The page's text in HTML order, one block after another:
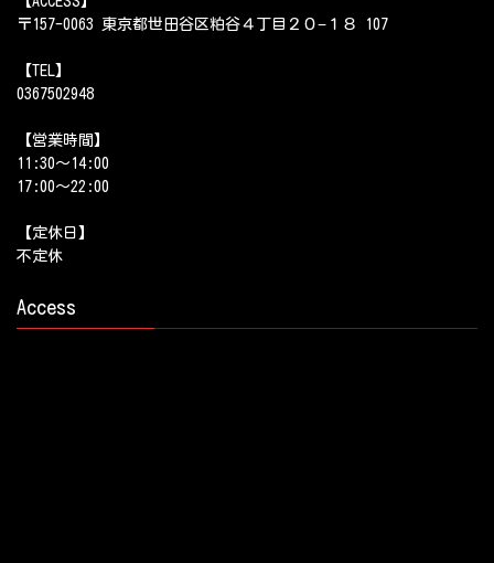
〒157-0063 東京都世田谷区粕谷４丁目２０−１８ 107
【TEL】
0367502948
【営業時間】
11:30～14:00
17:00～22:00
【定休日】
不定休
Access